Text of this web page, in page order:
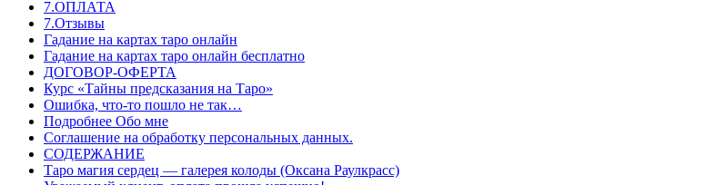
7.ОПЛАТА
7.Отзывы
Гадание на картах таро онлайн
Гадание на картах таро онлайн бесплатно
ДОГОВОР-ОФЕРТА
Курс «Тайны предсказания на Таро»
Ошибка, что-то пошло не так…
Подробнее Обо мне
Соглашение на обработку персональных данных.
СОДЕРЖАНИЕ
Таро магия сердец — галерея колоды (Оксана Раулкрасс)